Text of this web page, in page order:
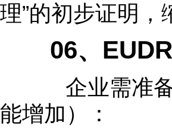
理”的初步证明
06、EUDR
企业需准备
能增加）：